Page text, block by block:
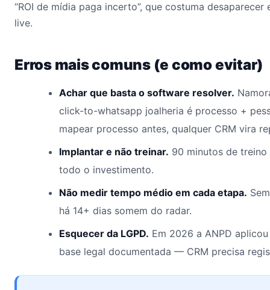
“ROI de mídia paga incerto”, que costuma
live.
Erros mais comuns (e como evitar)
Achar que basta o software resolver.
click-to-whatsapp joalheria é processo +
mapear processo antes, qualquer CRM vira
Implantar e não treinar. 90 minutos de
todo o investimento.
Não medir tempo médio em cada etapa.
há 14+ dias somem do radar.
Esquecer da LGPD. Em 2026 a ANPD
base legal documentada — CRM precisa